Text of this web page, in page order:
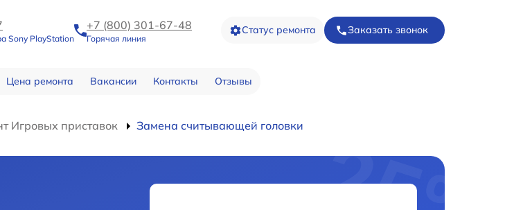
Sony PlayStation
+7 (800) 301-67-48
Горячая линия
Статус ремонта Заказать звонок
Цена ремонта Вакансии Контакты Отзывы
Игровых приставок Замена считывающей головки